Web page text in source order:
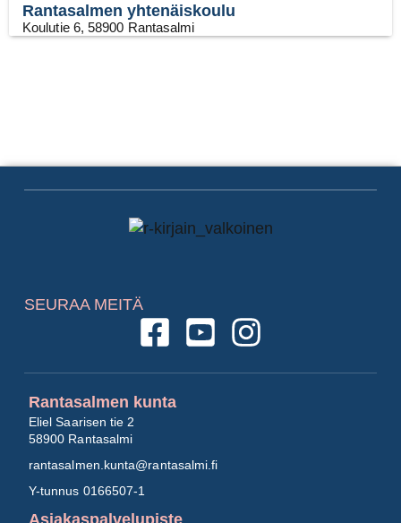
Rantasalmen yhtenäiskoulu
Koulutie 6, 58900 Rantasalmi
Rantasalmen kunta
Eliel Saarisen tie 2
58900 Rantasalmi
rantasalmen.kunta@rantasalmi.fi
Y-tunnus 0166507-1
Asiakaspalvelupiste
SEURAA MEITÄ